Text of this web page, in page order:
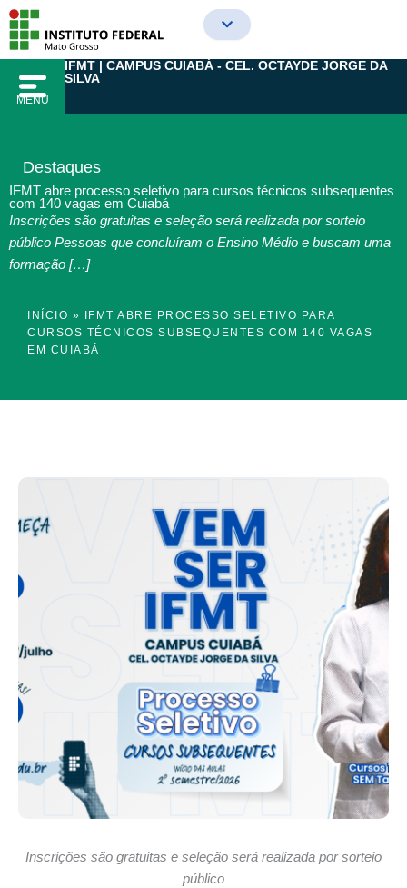
para
conteúdo
MENU
IFMT | CAMPUS CUIABÁ - CEL. OCTAYDE JORGE DA
SILVA
Destaques
IFMT abre processo seletivo para cursos técnicos subsequentes
com 140 vagas em Cuiabá
Inscrições são gratuitas e seleção será realizada por sorteio
público Pessoas que concluíram o Ensino Médio e buscam uma
formação […]
INÍCIO »
IFMT ABRE PROCESSO SELETIVO PARA
CURSOS TÉCNICOS SUBSEQUENTES COM 140 VAGAS
EM CUIABÁ
Inscrições são gratuitas e seleção será realizada por sorteio
público